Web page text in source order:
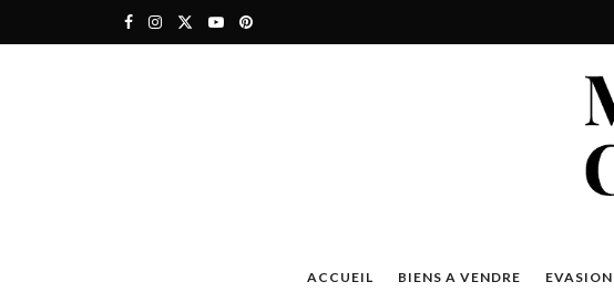
ACCUEIL BIENS A VENDRE EVASION